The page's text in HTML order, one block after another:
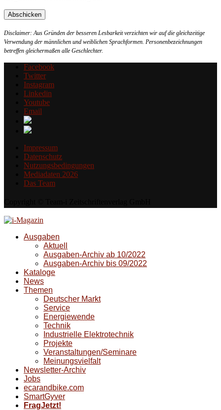
Disclaimer: Aus Gründen der besseren Lesbarkeit verzichten wir auf die gleichzeitige
Verwendung der männlichen und weiblichen Sprachformen. Personenbezeichnungen
betreffen gleichermaßen alle Geschlechter.
Facebook
Twitter
Instagram
Linkedin
Youtube
Email
Impressum
Datenschutz
Nutzungsbedingungen
Mediadaten 2026
Das Team
Ausgaben
Aktuell
Ausgaben-Archiv ab 10/2022
Ausgaben-Archiv bis 09/2022
Kataloge
News
Themen
Deutscher Markt
Service
Energiewende
Technik
Industrielle Elektrotechnik
Projekte
Veranstaltungen/Seminare
Meinungsvielfalt
Newsletter-Archiv
Jobs
ecarandbike.com
SmartGyver
FragJetzt!